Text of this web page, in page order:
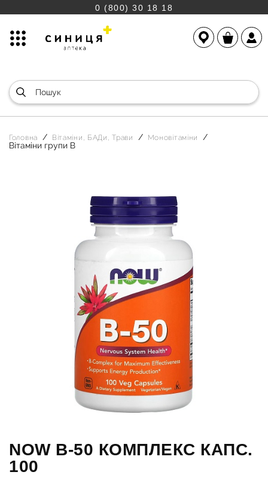
0 (800) 30 18 18
Головна Вітаміни, БАДи, Трави Моновітаміни
Вітаміни групи В
NOW B-50 КОМПЛЕКС КАПС.
100